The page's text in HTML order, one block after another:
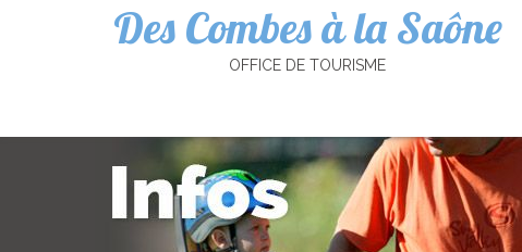
Des Combes à la Saône
OFFICE DE TOURISME
Cookies management panel